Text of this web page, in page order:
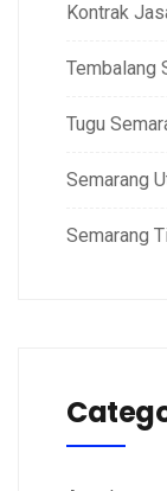
Kontrak
Tembalang
Tugu
Semarang
Semarang